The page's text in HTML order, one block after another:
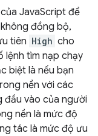
của JavaScript để
đồng bộ,
tiên High cho
lệnh tìm nạp chạy
biệt là nếu bạn
nền với các
đầu vào của người
nền là mức độ
tác là mức độ ưu